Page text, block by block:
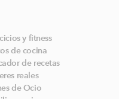
y fitness
de cocina
de recetas
reales
de Ocio